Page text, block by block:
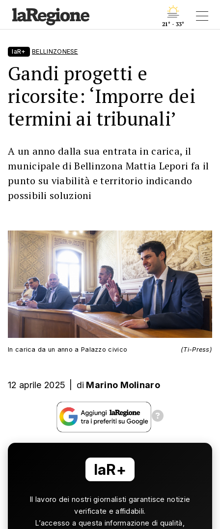
21° - 33°
laR+ BELLINZONESE
Gandi progetti e
ricorsite: ‘Imporre dei
termini ai tribunali’
A un anno dalla sua entrata in carica, il
municipale di Bellinzona Mattia Lepori fa il
punto su viabilità e territorio indicando
possibili soluzioni
In carica da un anno a Palazzo civico (Ti-Press)
12 aprile 2025 di Marino Molinaro
laR+
Il lavoro dei nostri giornalisti garantisce notizie
verificate e affidabili.
L’accesso a questa informazione di qualità,